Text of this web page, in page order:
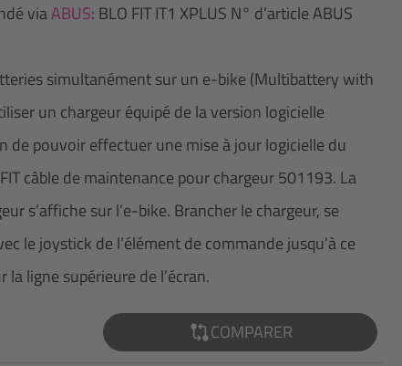
viaABUS: BLO FIT IT1 XPLUS N° d’article ABUS
simultanément sur un e-bike (Multibattery with
un chargeur équipé de la version logicielle
de pouvoir effectuer une mise à jour logicielle du
câble de maintenance pour chargeur 501193. La
s’affiche sur l’e-bike. Brancher le chargeur, se
le joystick de l’élément de commande jusqu’à ce
la ligne supérieure de l’écran.
COMPARER